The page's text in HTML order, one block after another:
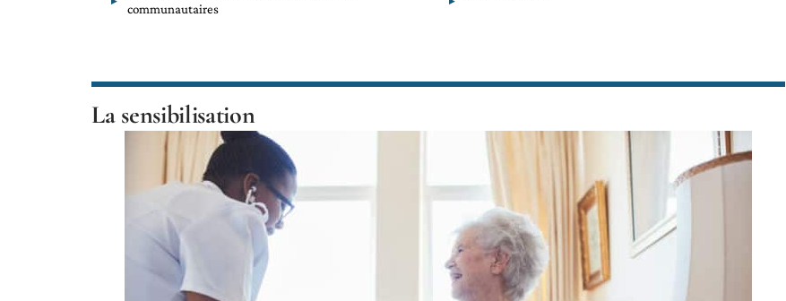
communautaires
La sensibilisation